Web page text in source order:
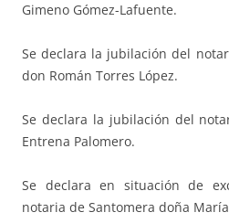
Gimeno Gómez-Lafuente.
Se declara la jubilación del
don Román Torres López.
Se declara la jubilación del
Entrena Palomero.
Se declara en situación de
notaria de Santomera doña